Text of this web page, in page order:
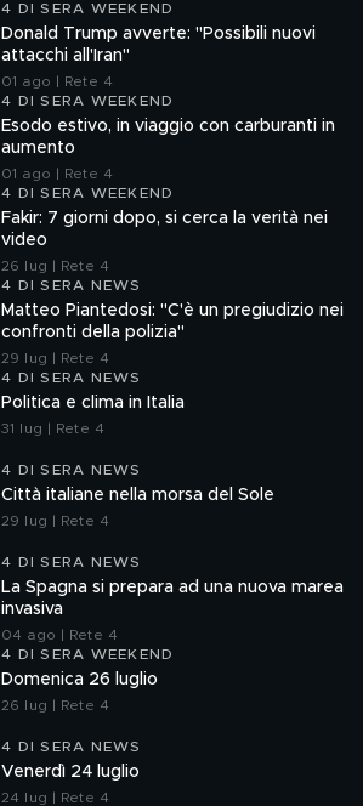
4 DI SERA WEEKEND
Donald Trump avverte: "Possibili nuovi
attacchi all'Iran"
01 ago | Rete 4
4 DI SERA WEEKEND
Esodo estivo, in viaggio con carburanti in
aumento
01 ago | Rete 4
4 DI SERA WEEKEND
Fakir: 7 giorni dopo, si cerca la verità nei
video
26 lug | Rete 4
4 DI SERA NEWS
Matteo Piantedosi: "C'è un pregiudizio nei
confronti della polizia"
29 lug | Rete 4
4 DI SERA NEWS
Politica e clima in Italia
31 lug | Rete 4
4 DI SERA NEWS
Città italiane nella morsa del Sole
29 lug | Rete 4
4 DI SERA NEWS
La Spagna si prepara ad una nuova marea
invasiva
04 ago | Rete 4
4 DI SERA WEEKEND
Domenica 26 luglio
26 lug | Rete 4
4 DI SERA NEWS
Venerdì 24 luglio
24 lug | Rete 4